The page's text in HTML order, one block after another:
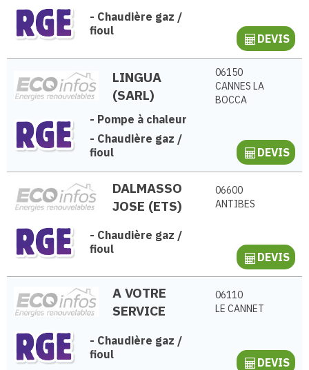
- Chaudière gaz /
fioul
DEVIS
LINGUA
(SARL)
06150
CANNES LA
BOCCA
- Pompe à chaleur
- Chaudière gaz /
fioul
DEVIS
DALMASSO
JOSE (ETS)
06600
ANTIBES
- Chaudière gaz /
fioul
DEVIS
A VOTRE
SERVICE
06110
LE CANNET
- Chaudière gaz /
fioul
DEVIS